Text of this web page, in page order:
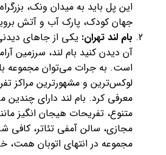
این پل باید به میدان ونک،
جهان کودک، پارک آب و آتش
بام لند تهران: یکی از جاهای
آن دیدن کنید بام لند، سرزمین
است. به جرات می‌توان مجموعه
لوکس‌ترین و مشهورترین مراکز
معرفی کرد. بام لند دارای چندین
متنوع، تفریحات هیجان انگیز
مجازی، سالن آمفی تئاتر،
مجموعه در انتهای اتوبان همت،